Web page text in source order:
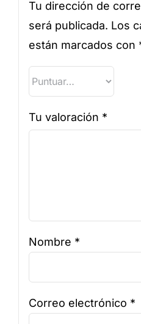
Tu dirección de
será publicada. Los
están marcados con
Tu valoración *
Nombre *
Correo electrónico *